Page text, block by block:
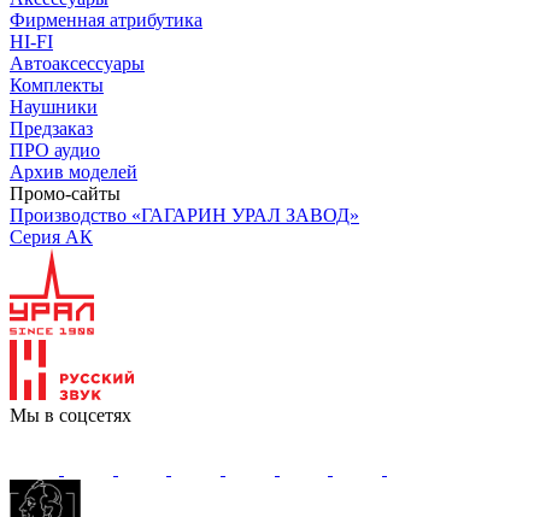
Фирменная атрибутика
HI-FI
Автоаксессуары
Комплекты
Наушники
Предзаказ
ПРО аудио
Архив моделей
Промо-сайты
Производство «ГАГАРИН УРАЛ ЗАВОД»
Серия АК
Мы в соцсетях